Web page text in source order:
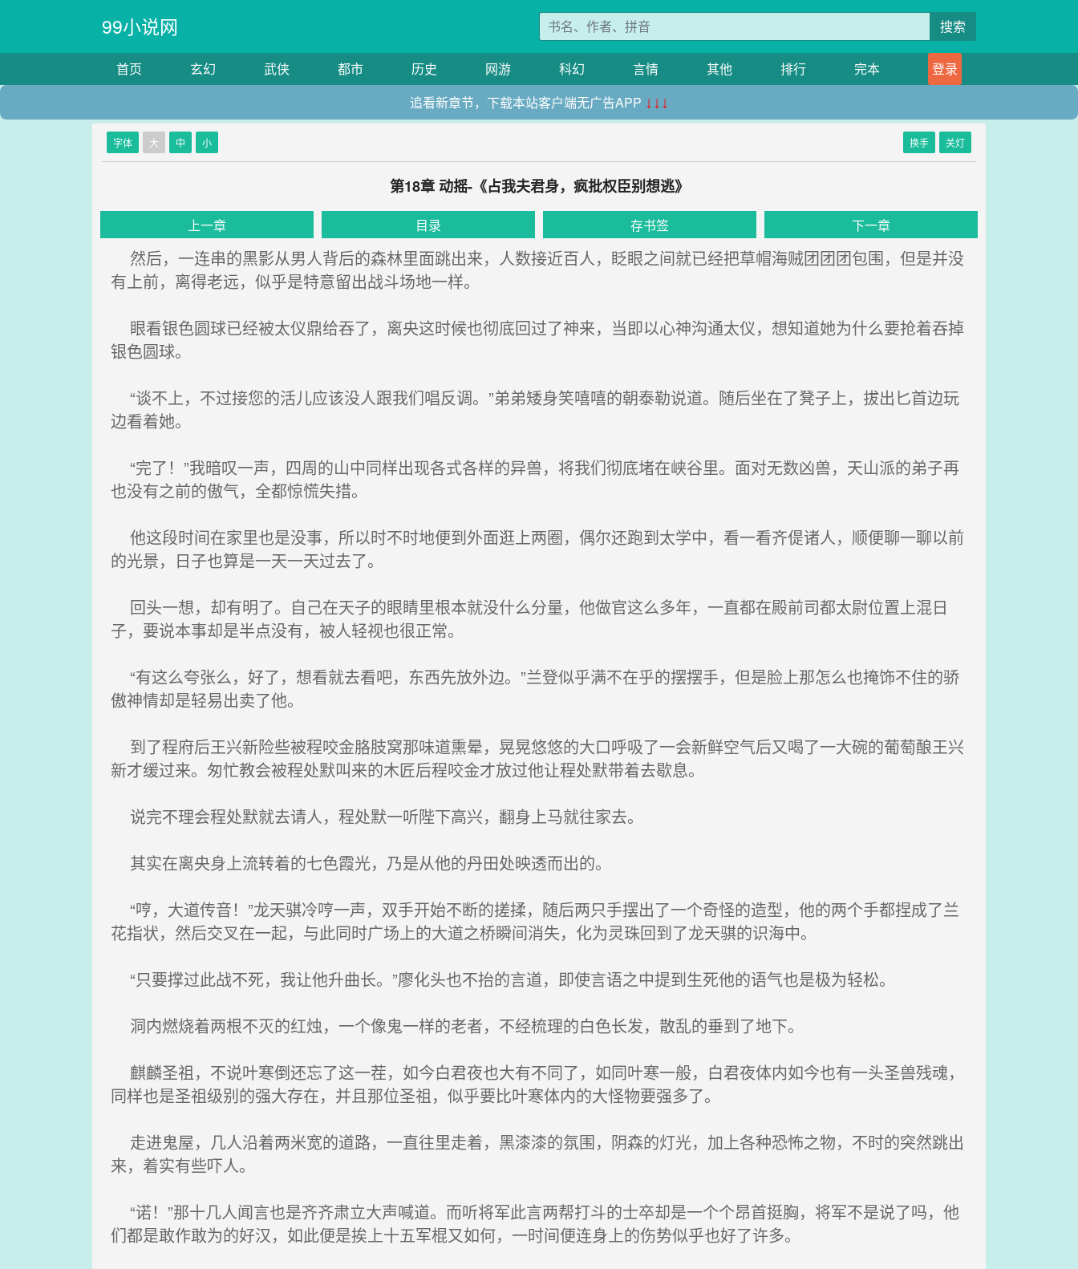
99小说网 搜索
首页 玄幻 武侠 都市 历史 网游 科幻 言情 其他 排行 完本
登录
追看新章节，下载本站客户端无广告APP ↓↓↓
字体 大 中 小 换手 关灯
第18章 动摇-《占我夫君身，疯批权臣别想逃》
上一章 目录 存书签 下一章
然后，一连串的黑影从男人背后的森林里面跳出来，人数接近百人，眨眼之间就已经把草帽海贼团团团包围，但是并没
有上前，离得老远，似乎是特意留出战斗场地一样。
眼看银色圆球已经被太仪鼎给吞了，离央这时候也彻底回过了神来，当即以心神沟通太仪，想知道她为什么要抢着吞掉
银色圆球。
“谈不上，不过接您的活儿应该没人跟我们唱反调。”弟弟矮身笑嘻嘻的朝泰勒说道。随后坐在了凳子上，拔出匕首边玩
边看着她。
“完了！”我暗叹一声，四周的山中同样出现各式各样的异兽，将我们彻底堵在峡谷里。面对无数凶兽，天山派的弟子再
也没有之前的傲气，全都惊慌失措。
他这段时间在家里也是没事，所以时不时地便到外面逛上两圈，偶尔还跑到太学中，看一看齐偍诸人，顺便聊一聊以前
的光景，日子也算是一天一天过去了。
回头一想，却有明了。自己在天子的眼睛里根本就没什么分量，他做官这么多年，一直都在殿前司都太尉位置上混日
子，要说本事却是半点没有，被人轻视也很正常。
“有这么夸张么，好了，想看就去看吧，东西先放外边。”兰登似乎满不在乎的摆摆手，但是脸上那怎么也掩饰不住的骄
傲神情却是轻易出卖了他。
到了程府后王兴新险些被程咬金胳肢窝那味道熏晕，晃晃悠悠的大口呼吸了一会新鲜空气后又喝了一大碗的葡萄酿王兴
新才缓过来。匆忙教会被程处默叫来的木匠后程咬金才放过他让程处默带着去歇息。
说完不理会程处默就去请人，程处默一听陛下高兴，翻身上马就往家去。
其实在离央身上流转着的七色霞光，乃是从他的丹田处映透而出的。
“哼，大道传音！”龙天骐冷哼一声，双手开始不断的搓揉，随后两只手摆出了一个奇怪的造型，他的两个手都捏成了兰
花指状，然后交叉在一起，与此同时广场上的大道之桥瞬间消失，化为灵珠回到了龙天骐的识海中。
“只要撑过此战不死，我让他升曲长。”廖化头也不抬的言道，即使言语之中提到生死他的语气也是极为轻松。
洞内燃烧着两根不灭的红烛，一个像鬼一样的老者，不经梳理的白色长发，散乱的垂到了地下。
麒麟圣祖，不说叶寒倒还忘了这一茬，如今白君夜也大有不同了，如同叶寒一般，白君夜体内如今也有一头圣兽残魂，
同样也是圣祖级别的强大存在，并且那位圣祖，似乎要比叶寒体内的大怪物要强多了。
走进鬼屋，几人沿着两米宽的道路，一直往里走着，黑漆漆的氛围，阴森的灯光，加上各种恐怖之物，不时的突然跳出
来，着实有些吓人。
“诺！”那十几人闻言也是齐齐肃立大声喊道。而听将军此言两帮打斗的士卒却是一个个昂首挺胸，将军不是说了吗，他
们都是敢作敢为的好汉，如此便是挨上十五军棍又如何，一时间便连身上的伤势似乎也好了许多。